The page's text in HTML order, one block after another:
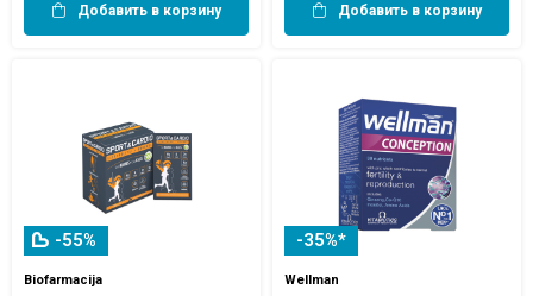
Добавить в корзину Добавить в корзину
-55%
Biofarmacija
-35%*
Wellman